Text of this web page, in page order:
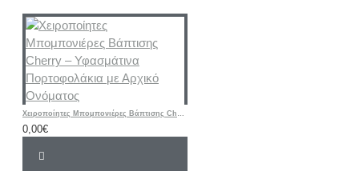
Χειροποίητες Μπομπονιέρες Βάπτισης Cherry – Υφασμάτινα Πορτοφολάκια με Αρχικό Ονόματος
0,00€